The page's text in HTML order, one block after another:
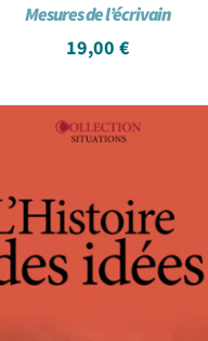
Mesures de l’écrivain
19,00€